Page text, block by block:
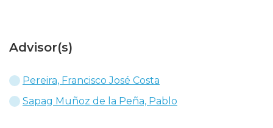
Advisor(s)
Pereira, Francisco José Costa
Sapag Muñoz de la Peña, Pablo